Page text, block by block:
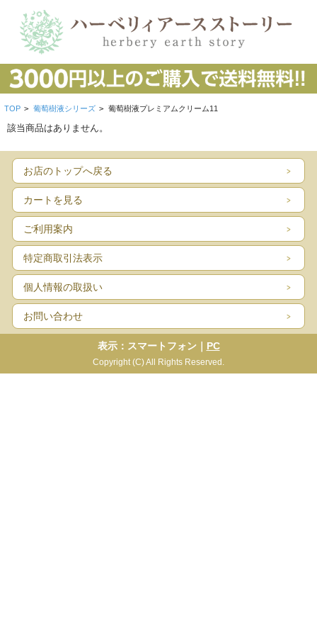
TOP > 葡萄樹液シリーズ > 葡萄樹液プレミアムクリーム11
該当商品はありません。
お店のトップへ戻る
カートを見る
ご利用案内
特定商取引法表示
個人情報の取扱い
お問い合わせ
表示：スマートフォン｜ PC
Copyright (C) All Rights Reserved.